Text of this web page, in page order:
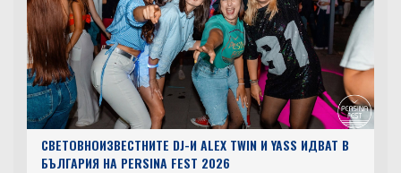
СВЕТОВНОИЗВЕСТНИТЕ DJ-И ALEX TWIN И YASS ИДВАТ В
БЪЛГАРИЯ НА PERSINA FEST 2026